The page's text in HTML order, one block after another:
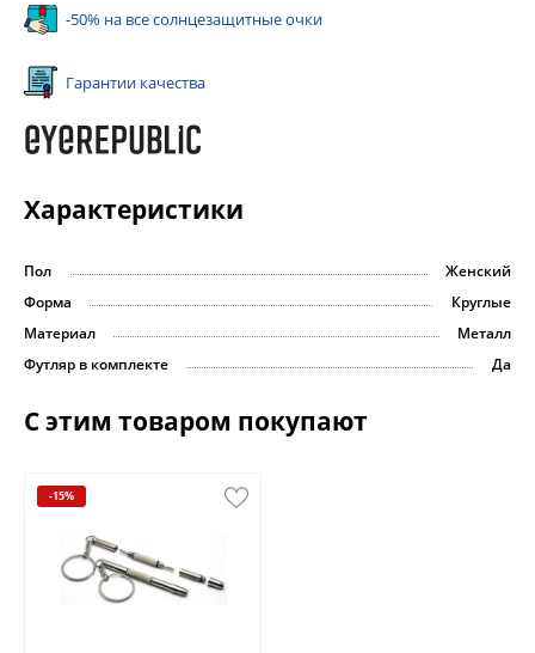
-50% на все солнцезащитные очки
Гарантии качества
Характеристики
Пол
Женский
Форма
Круглые
Материал
Металл
Футляр в комплекте
Да
С этим товаром покупают
-15%